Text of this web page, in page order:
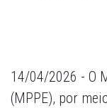
14/04/2026 - O
(MPPE), por